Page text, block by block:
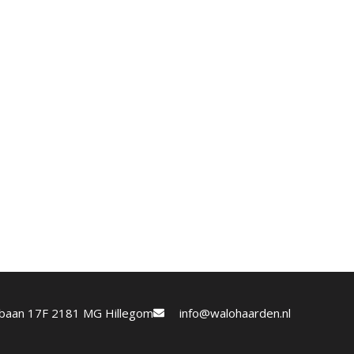
17F 2181 MG Hillegom info@walohaarden.nl